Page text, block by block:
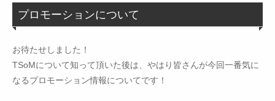
プロモーションについて
お待たせしました！
TSoMについて知って頂いた後は、やはり皆さんが今回一番気に
なるプロモーション情報についてです！